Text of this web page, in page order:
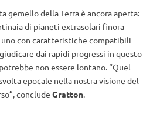
gemello della Terra è ancora aperta:
di pianeti extrasolari finora
uno con caratteristiche compatibili
dai rapidi progressi in questo
non essere lontano. “Quel
epocale nella nostra visione del
conclude Gratton.